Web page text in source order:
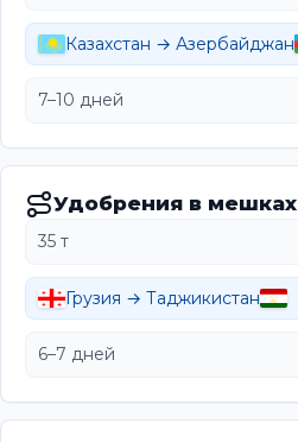
Казахстан → Азербайджан
7–10 дней
Удобрения в мешках
35 т
Грузия → Таджикистан
6–7 дней